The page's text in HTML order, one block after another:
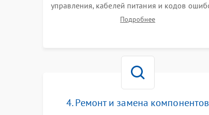
управления, кабелей питания и кодов
Тестирование работы роликового механизма,
Подробнее
4. Ремонт и замена компонентов